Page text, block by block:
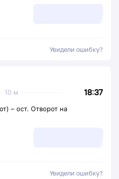
Увидели ошибку?
18:37
10 м
– ост. Отворот на
Увидели ошибку?